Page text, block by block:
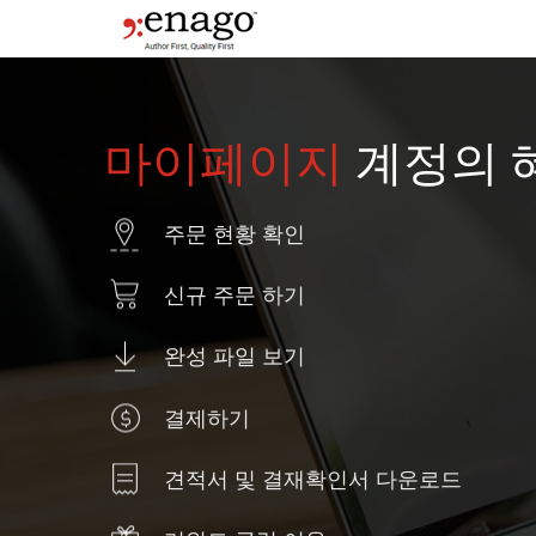
마이페이지 계정의
주문 현황 확인
신규 주문 하기
완성 파일 보기
결제하기
견적서 및 결재확인서 다운로드